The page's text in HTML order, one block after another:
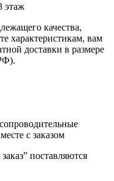
этаж
качества,
характеристикам, вам
доставки в размере
с заказом
поставляются